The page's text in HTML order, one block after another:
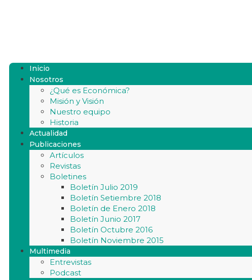
Inicio
Nosotros
¿Qué es Económica?
Misión y Visión
Nuestro equipo
Historia
Actualidad
Publicaciones
Artículos
Revistas
Boletines
Boletín Julio 2019
Boletín Setiembre 2018
Boletín de Enero 2018
Boletín Junio 2017
Boletín Octubre 2016
Boletín Noviembre 2015
Multimedia
Entrevistas
Podcast